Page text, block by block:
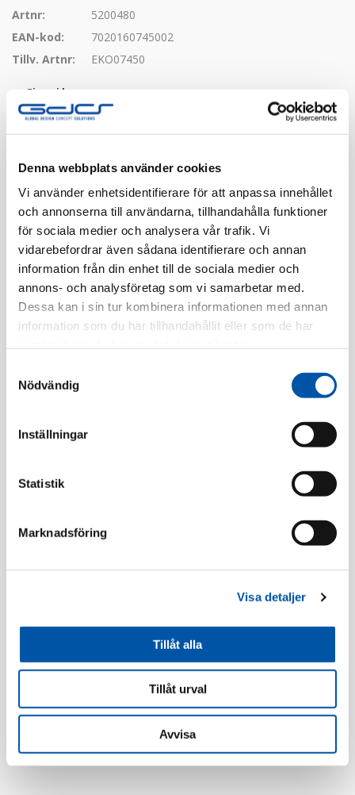
Denna webbplats använder cookies
Vi använder enhetsidentifierare för att anpassa innehållet
och annonserna till användarna, tillhandahålla funktioner
för sociala medier och analysera vår trafik. Vi
vidarebefordrar även sådana identifierare och annan
information från din enhet till de sociala medier och
annons- och analysföretag som vi samarbetar med.
Dessa kan i sin tur kombinera informationen med annan
information som du har tillhandahållit eller som de har
Nödvändig
Inställningar
Statistik
Marknadsföring
Visa detaljer
Tillåt alla
Tillåt urval
Avvisa
Artnr:
5200480
EAN-kod:
7020160745002
Tillv. Artnr:
EKO07450
Finns i lager
Registrera dig
Finns i flera färger
Beskrivning
Plus förhöjn.ram 1-
Elko
RS/plus laddutt
2xUSB A+C 45W inf fv